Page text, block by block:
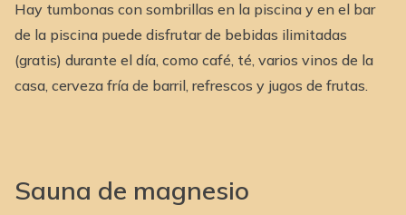
Hay tumbonas con sombrillas en la piscina y en el bar
de la piscina puede disfrutar de bebidas ilimitadas
(gratis) durante el día, como café, té, varios vinos de la
casa, cerveza fría de barril, refrescos y jugos de frutas.
Sauna de magnesio